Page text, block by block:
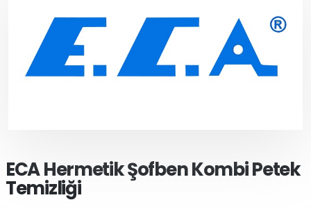
ECA Hermetik Şofben Kombi Petek
Temizliği